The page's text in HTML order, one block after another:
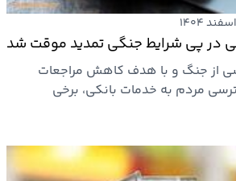
در پی شرایط جنگی تمدید موقت شد
از جنگ و با هدف کاهش مراجعات
مردم به خدمات بانکی، برخی